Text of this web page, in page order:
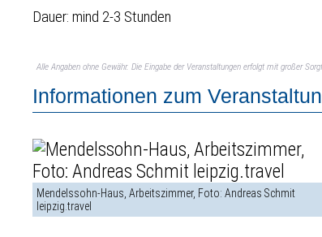
Dauer: mind 2-3 Stunden
Alle Angaben ohne Gewähr. Die Eingabe der Veranstaltungen erfolgt mit großer
Informationen zum
Mendelssohn-Haus, Arbeitszimmer, Foto: Andreas Schmit
leipzig.travel